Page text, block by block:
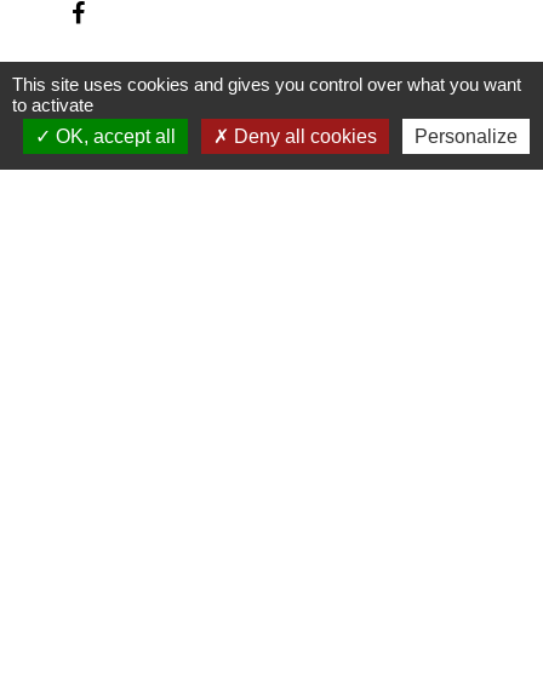
Contacts
This site uses cookies and gives you control over what you want
to activate
OK, accept all
Deny all cookies Personalize